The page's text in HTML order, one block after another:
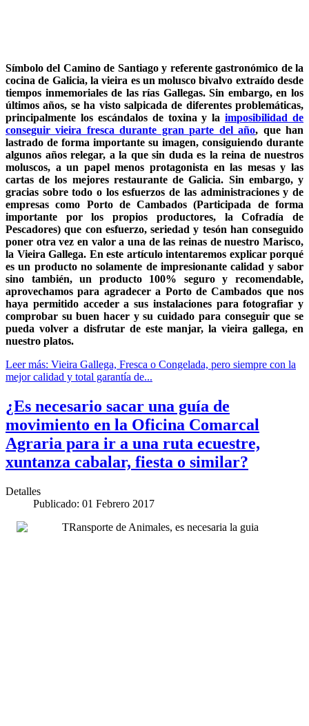
Símbolo del Camino de Santiago y referente gastronómico de la
cocina de Galicia, la vieira es un molusco bivalvo extraído desde
tiempos inmemoriales de las rías Gallegas. Sin embargo, en los
últimos años, se ha visto salpicada de diferentes problemáticas,
principalmente los escándalos de toxina y laimposibilidad de
conseguir vieira fresca durante gran parte del año, que han
lastrado de forma importante su imagen, consiguiendo durante
algunos años relegar, a la que sin duda es la reina de nuestros
moluscos, a un papel menos protagonista en las mesas y las
cartas de los mejores restaurante de Galicia. Sin embargo, y
gracias sobre todo o los esfuerzos de las administraciones y de
empresas como Porto de Cambados (Participada de forma
importante por los propios productores, la Cofradía de
Pescadores) que con esfuerzo, seriedad y tesón han conseguido
poner otra vez en valor a una de las reinas de nuestro Marisco,
la Vieira Gallega. En este artículo intentaremos explicar porqué
es un producto no solamente de impresionante calidad y sabor
sino también, un producto 100% seguro y recomendable,
aprovechamos para agradecer a Porto de Cambados que nos
haya permitido acceder a sus instalaciones para fotografiar y
comprobar su buen hacer y su cuidado para conseguir que se
pueda volver a disfrutar de este manjar, la vieira gallega, en
nuestro platos.
Leer más: Vieira Gallega, Fresca o Congelada, pero siempre con la
mejor calidad y total garantía de...
¿Es necesario sacar una guía de
movimiento en la Oficina Comarcal
Agraria para ir a una ruta ecuestre,
xuntanza cabalar, fiesta o similar?
Detalles
Publicado: 01 Febrero 2017